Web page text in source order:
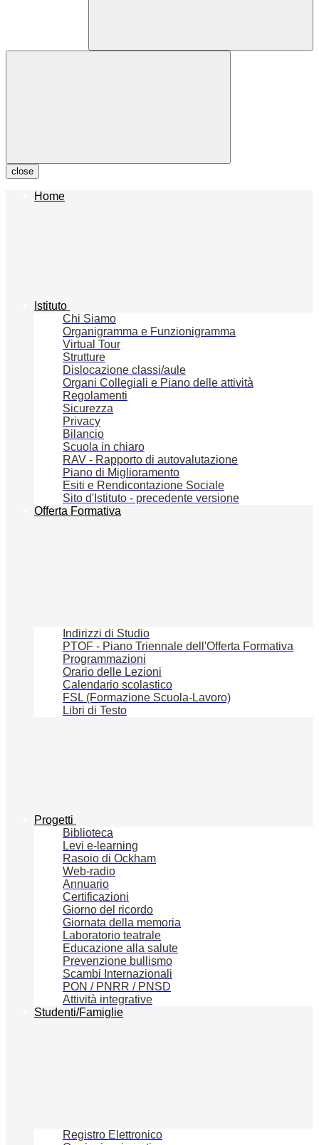
close
Home
Istituto
Chi Siamo
Organigramma e Funzionigramma
Virtual Tour
Strutture
Dislocazione classi/aule
Organi Collegiali e Piano delle attività
Regolamenti
Sicurezza
Privacy
Bilancio
Scuola in chiaro
RAV - Rapporto di autovalutazione
Piano di Miglioramento
Esiti e Rendicontazione Sociale
Sito d'Istituto - precedente versione
Offerta Formativa
Indirizzi di Studio
PTOF - Piano Triennale dell'Offerta Formativa
Programmazioni
Orario delle Lezioni
Calendario scolastico
FSL (Formazione Scuola-Lavoro)
Libri di Testo
Progetti
Biblioteca
Levi e-learning
Rasoio di Ockham
Web-radio
Annuario
Certificazioni
Giorno del ricordo
Giornata della memoria
Laboratorio teatrale
Educazione alla salute
Prevenzione bullismo
Scambi Internazionali
PON / PNRR / PNSD
Attività integrative
Studenti/Famiglie
Registro Elettronico